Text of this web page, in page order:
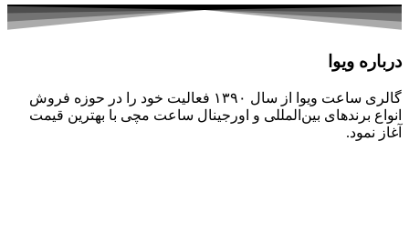
درباره ویوا
گالری ساعت ویوا از سال ۱۳۹۰ فعالیت خود را در حوزه فروش
انواع برندهای بین‌المللی و اورجینال ساعت مچی با بهترین قیمت
آغاز نمود.